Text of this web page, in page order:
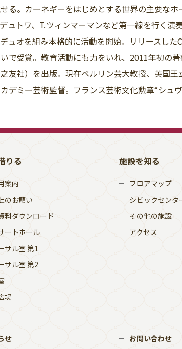
る。カーネギーをはじめとする世界の主要な
ュトワ、T.ツィンマーマンなど第一線を行く演
ュオを組み本格的に活動を開始。リリースし
で受賞。教育活動にも力をいれ、2011年初の
友社）を出版。現在ベルリン芸大教授、英国
デミー芸術監督。フランス芸術文化勲章“シュヴ
りる
案内
のお願い
料ダウンロード
ートホール
サル室 第1
サル室 第2
場
施設を知る
フロアマップ
シビックセンタ
その他の施設
アクセス
せ
お問い合わせ